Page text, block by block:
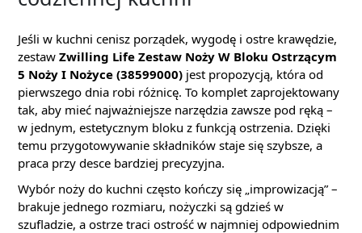
Jeśli w kuchni cenisz porządek, wygodę i ostre krawędzie,
zestaw Zwilling Life Zestaw Noży W Bloku Ostrzącym
5 Noży I Nożyce (38599000) jest propozycją, która od
pierwszego dnia robi różnicę. To komplet zaprojektowany
tak, aby mieć najważniejsze narzędzia zawsze pod ręką –
w jednym, estetycznym bloku z funkcją ostrzenia. Dzięki
temu przygotowywanie składników staje się szybsze, a
praca przy desce bardziej precyzyjna.
Wybór noży do kuchni często kończy się „improwizacją” –
brakuje jednego rozmiaru, nożyczki są gdzieś w
szufladzie, a ostrze traci ostrość w najmniej odpowiednim